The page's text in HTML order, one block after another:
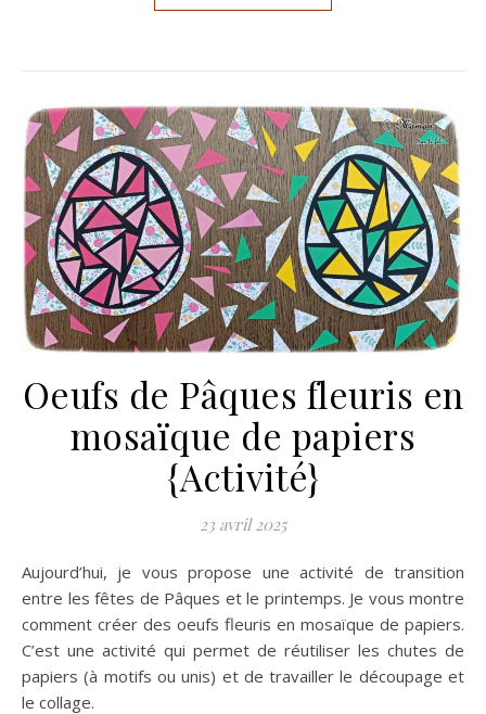
Oeufs de Pâques fleuris en
mosaïque de papiers
{Activité}
23 avril 2025
Aujourd’hui, je vous propose une activité de transition
entre les fêtes de Pâques et le printemps. Je vous montre
comment créer des oeufs fleuris en mosaïque de papiers.
C’est une activité qui permet de réutiliser les chutes de
papiers (à motifs ou unis) et de travailler le découpage et
le collage.